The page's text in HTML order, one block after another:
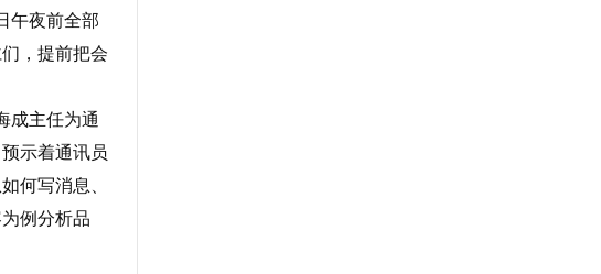
午夜前全部
，提前把会
成主任为通
示着通讯员
何写消息、
例分析品